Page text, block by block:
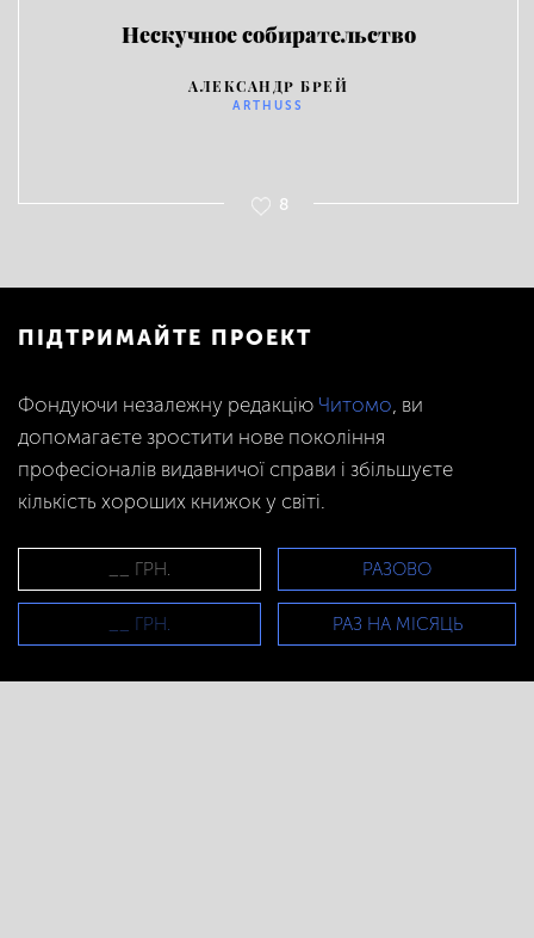
Нескучное собирательство
АЛЕКСАНДР БРЕЙ
ARTHUSS
8
ПІДТРИМАЙТЕ ПРОЕКТ
Фондуючи незалежну редакцію Читомо, ви
допомагаєте зростити нове покоління
професіоналів видавничої справи і збільшуєте
кількість хороших книжок у світі.
РАЗОВО
РАЗ НА МІСЯЦЬ